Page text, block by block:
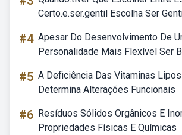
Certo.e.ser.gentil Escolha Ser
#4 Apesar Do Desenvolvimento De
Personalidade Mais Flexível Ser
#5 A Deficiência Das Vitaminas
Determina Alterações Funcionais
#6 Resíduos Sólidos Orgânicos E
Propriedades Físicas E Químicas